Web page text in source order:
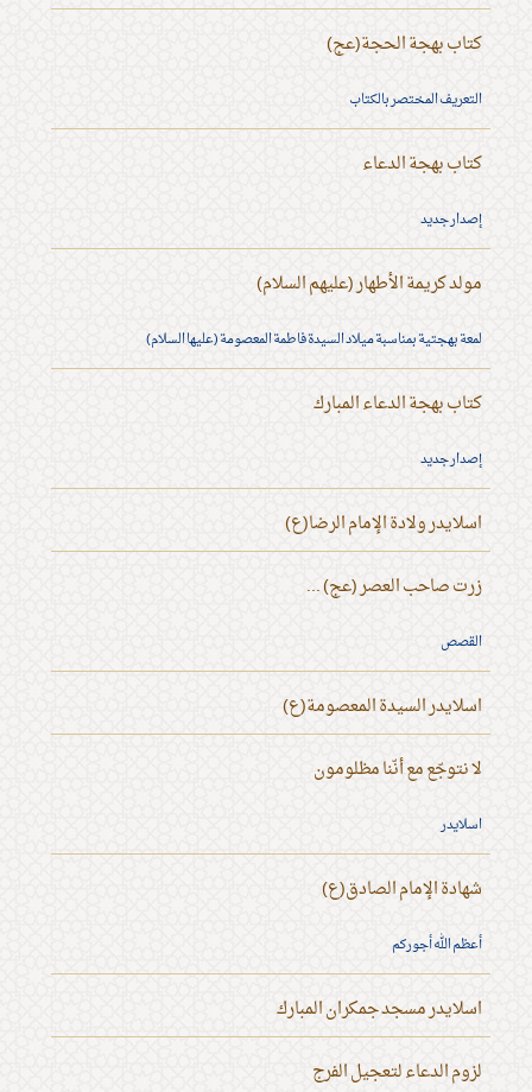
كتاب بهجة الحجة(عج)
التعريف المختصر بالكتاب
كتاب بهجة الدعاء
إصدار جديد
مولد كريمة الأطهار (عليهم السلام)
لمعة بهجتية بمناسبة ميلاد السيدة فاطمة المعصومة (عليها السلام)
كتاب بهجة الدعاء المبارك
إصدار جديد
اسلايدر ولادة الإمام الرضا(ع)
زرت صاحب العصر (عج) ...
القصص
اسلايدر السيدة المعصومة(ع)
لا نتوجّع مع أنّنا مظلومون
اسلايدر
شهادة الإمام الصادق(ع)
أعظم الله أجوركم
اسلايدر مسجد جمكران المبارك
لزوم الدعاء لتعجيل الفرج